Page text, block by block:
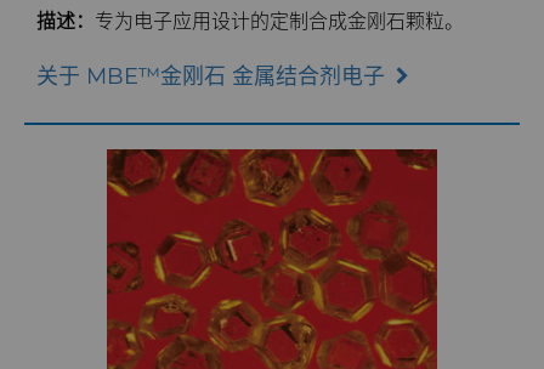
描述： 专为电子应用设计的定制合成金刚石颗粒。
关于 MBE™金刚石 金属结合剂电子